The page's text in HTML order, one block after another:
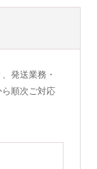
発送業務・
順次ご対応